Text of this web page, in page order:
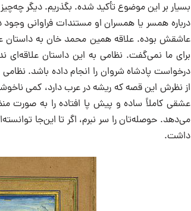
بسیار بر این موضوع تأکید شده. بگذریم. دیگر
درباره همسر یا همسران او مستندات فراوانی
عاشقش بوده. علاقه همین محمد خان به داستان
درخواست پادشاه شروان را انجام داده باشد.
از نظرش این قصه که ریشه در عرب دارد، کمی
عشقی کاملاً ساده و پیش پا افتاده را به صورت
می‌دهد. حوصله‌تان را سر نبرم، اگر تا این‌جا
داشت.